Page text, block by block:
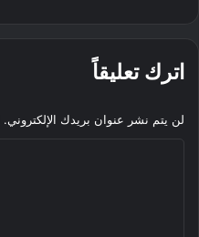
اترك تعليقاً
لن يتم نشر عنوان بريدك الإلكتروني.